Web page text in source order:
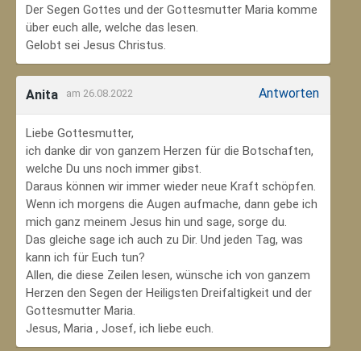
Der Segen Gottes und der Gottesmutter Maria komme
über euch alle, welche das lesen.
Gelobt sei Jesus Christus.
Anita am 26.08.2022 Antworten
Liebe Gottesmutter,
ich danke dir von ganzem Herzen für die Botschaften,
welche Du uns noch immer gibst.
Daraus können wir immer wieder neue Kraft schöpfen.
Wenn ich morgens die Augen aufmache, dann gebe ich
mich ganz meinem Jesus hin und sage, sorge du.
Das gleiche sage ich auch zu Dir. Und jeden Tag, was
kann ich für Euch tun?
Allen, die diese Zeilen lesen, wünsche ich von ganzem
Herzen den Segen der Heiligsten Dreifaltigkeit und der
Gottesmutter Maria.
Jesus, Maria , Josef, ich liebe euch.